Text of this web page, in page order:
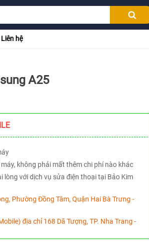
Liên hệ
A25
không phải mất thêm chi phí nào khác
lòng với dịch vụ sửa điện thoại tại Bảo Kim
Phường Đồng Tâm, Quận Hai Bà Trưng -
địa chỉ 168 Dã Tượng, TP. Nha Trang -